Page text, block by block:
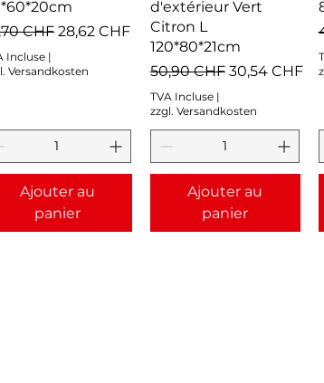
original
CHF Prix promotionnel
28,62 CHF
Incluse |
Versandkosten
Ajouter au
panier
d'extérieur Vert
Citron L
120*80*21cm
Prix original
50,90 CHF Prix
30,54 CHF
TVA Incluse|
zzgl. Versandkosten
Ajouter au
panier